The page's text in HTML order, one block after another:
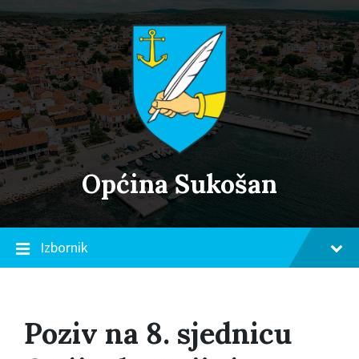
Skip
to
content
Skip
to
main
navigation
Skip
to
footer
Općina Sukošan
Izbornik
Poziv na 8. sjednicu